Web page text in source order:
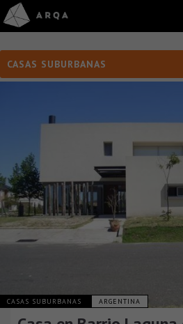
CASAS SUBURBANAS
CASAS SUBURBANAS ARGENTINA